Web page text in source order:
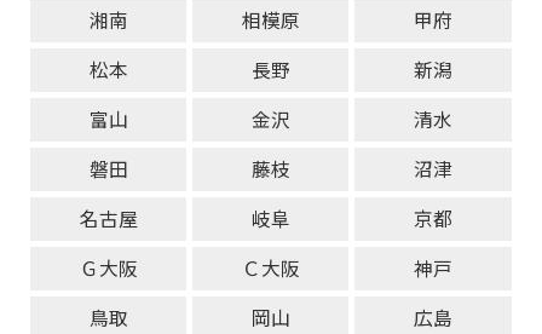
湘南
相模原
甲府
松本
長野
新潟
富山
金沢
清水
磐田
藤枝
沼津
名古屋
岐阜
京都
Ｇ大阪
Ｃ大阪
神戸
鳥取
岡山
広島